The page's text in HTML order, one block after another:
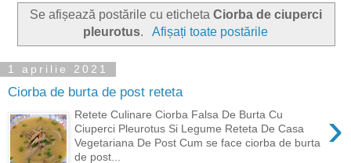
Se afișează postările cu eticheta Ciorba de ciuperci
pleurotus. Afișați toate postările
1 aprilie 2021
Ciorba de burta de post reteta
›
Retete Culinare Ciorba Falsa De Burta Cu
Ciuperci Pleurotus Si Legume Reteta De Casa
Vegetariana De Post Cum se face ciorba de burta
de post...